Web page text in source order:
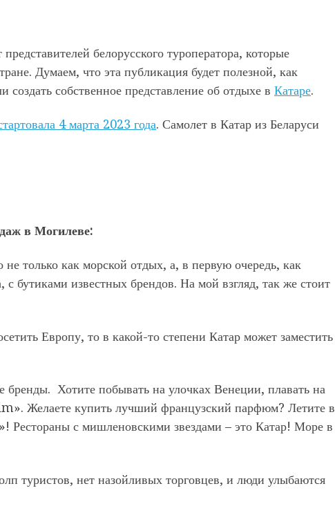
белорусского туроператора, которые
Думаем, что эта публикация будет полезной, как
создать собственное представление об отдыхе в Катаре.
4 марта 2023 года. Самолет в Катар из Беларуси
в Могилеве:
только как морской отдых, а, в первую очередь, как
бутиками известных брендов. На мой взгляд, так же стоит
Европу, то в какой-то степени Катар может заместить
бренды. Хотите побывать на улочках Венеции, плавать на
Желаете купить лучший французский парфюм? Летите в
Рестораны с мишленовскими звездами – это Катар! Море в
туристов, нет назойливых торговцев, и люди улыбаются